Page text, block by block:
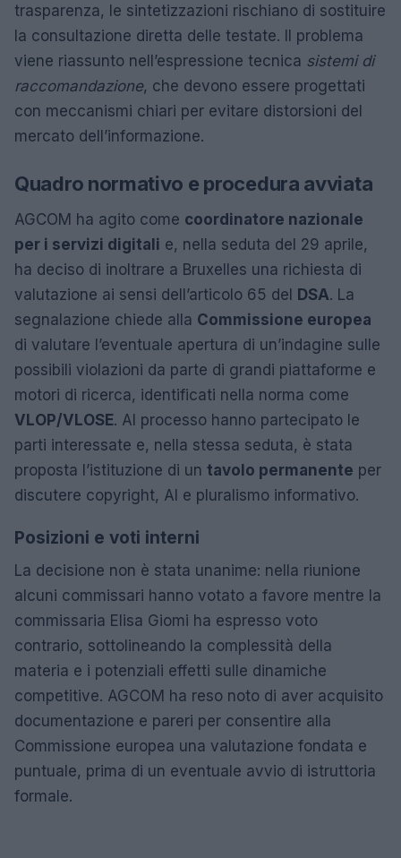
trasparenza, le sintetizzazioni rischiano di sostituire
la consultazione diretta delle testate. Il problema
viene riassunto nell’espressione tecnica sistemi di
raccomandazione, che devono essere progettati
con meccanismi chiari per evitare distorsioni del
mercato dell’informazione.
Quadro normativo e procedura avviata
AGCOM ha agito come coordinatore nazionale
per i servizi digitali e, nella seduta del 29 aprile,
ha deciso di inoltrare a Bruxelles una richiesta di
valutazione ai sensi dell’articolo 65 del DSA. La
segnalazione chiede alla Commissione europea
di valutare l’eventuale apertura di un’indagine sulle
possibili violazioni da parte di grandi piattaforme e
motori di ricerca, identificati nella norma come
VLOP/VLOSE. Al processo hanno partecipato le
parti interessate e, nella stessa seduta, è stata
proposta l’istituzione di un tavolo permanente per
discutere copyright, AI e pluralismo informativo.
Posizioni e voti interni
La decisione non è stata unanime: nella riunione
alcuni commissari hanno votato a favore mentre la
commissaria Elisa Giomi ha espresso voto
contrario, sottolineando la complessità della
materia e i potenziali effetti sulle dinamiche
competitive. AGCOM ha reso noto di aver acquisito
documentazione e pareri per consentire alla
Commissione europea una valutazione fondata e
puntuale, prima di un eventuale avvio di istruttoria
formale.